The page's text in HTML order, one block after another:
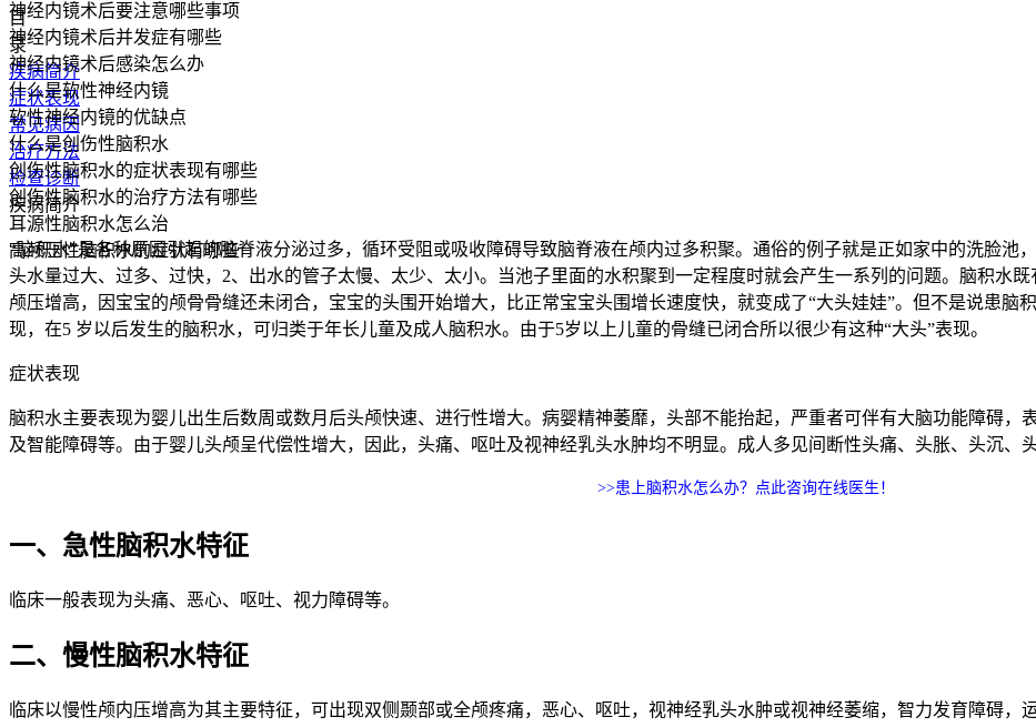
神经内镜术后要注意哪些事项
神经内镜术后并发症有哪些
神经内镜术后感染怎么办
什么是软性神经内镜
软性神经内镜的优缺点
什么是创伤性脑积水
创伤性脑积水的症状表现有哪些
创伤性脑积水的治疗方法有哪些
耳源性脑积水怎么治
高颅压性脑积水的症状有哪些
目
录
疾病简介
症状表现
常见病因
治疗方法
检查诊断
疾病简介
“脑积水”是各种原因引起的脑脊液分泌过多，循环受阻或吸收障碍导致脑脊液在颅内过多积聚。通俗的例子就是正如家中的洗脸池
头水量过大、过多、过快，2、出水的管子太慢、太少、太小。当池子里面的水积聚到一定程度时就会产生一系列的问题。脑积水
颅压增高，因宝宝的颅骨骨缝还未闭合，宝宝的头围开始增大，比正常宝宝头围增长速度快，就变成了“大头娃娃”。但不是说患脑
现，在5 岁以后发生的脑积水，可归类于年长儿童及成人脑积水。由于5岁以上儿童的骨缝已闭合所以很少有这种“大头”表现。
症状表现
脑积水主要表现为婴儿出生后数周或数月后头颅快速、进行性增大。病婴精神萎靡，头部不能抬起，严重者可伴有大脑功能障碍
及智能障碍等。由于婴儿头颅呈代偿性增大，因此，头痛、呕吐及视神经乳头水肿均不明显。成人多见间断性头痛、头胀、头沉、
>>患上脑积水怎么办？点此咨询在线医生！
一、急性脑积水特征
临床一般表现为头痛、恶心、呕吐、视力障碍等。
二、慢性脑积水特征
临床以慢性颅内压增高为其主要特征，可出现双侧颞部或全颅疼痛，恶心、呕吐，视神经乳头水肿或视神经萎缩，智力发育障碍，